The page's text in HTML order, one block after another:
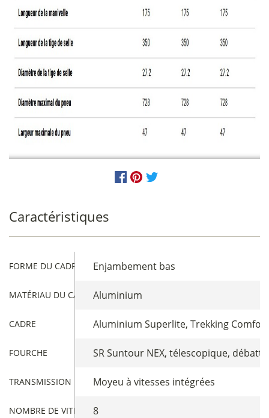
Caractéristiques
FORME DU CADRE Enjambement bas
MATÉRIAU DU CADREAluminium
CADRE Aluminium Superlite, Trekking
FOURCHE SR Suntour NEX, télescopique,
TRANSMISSION Moyeu à vitesses intégrées
NOMBRE DE VITESSES
8